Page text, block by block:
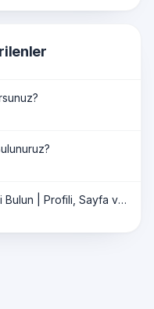
Facebook ID'yi Çevrimiçi Bulun | Profili, Sayfa ve Grup ID'yi Anında Alın